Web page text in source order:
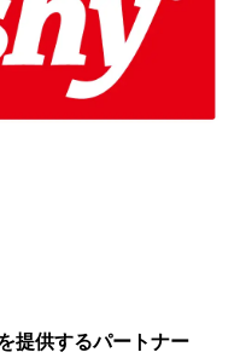
提供するパートナー